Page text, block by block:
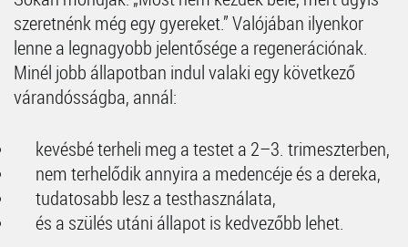
szeretnénk még egy gyereket.” Valójában ilyenkor
lenne a legnagyobb jelentősége a regenerációnak.
Minél jobb állapotban indul valaki egy következő
várandósságba, annál:
kevésbé terheli meg a testet a 2–3. trimeszterben,
nem terhelődik annyira a medencéje és a dereka,
tudatosabb lesz a testhasználata,
és a szülés utáni állapot is kedvezőbb lehet.